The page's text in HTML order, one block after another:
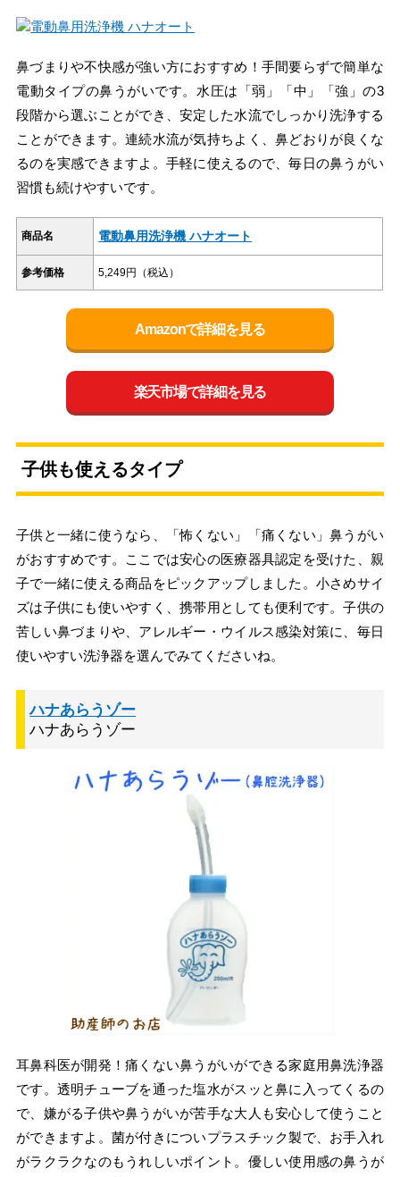
鼻づまりや不快感が強い方におすすめ！手間要らずで簡単な
電動タイプの鼻うがいです。水圧は「弱」「中」「強」の3
段階から選ぶことができ、安定した水流でしっかり洗浄する
ことができます。連続水流が気持ちよく、鼻どおりが良くな
るのを実感できますよ。手軽に使えるので、毎日の鼻うがい
習慣も続けやすいです。
商品名 電動鼻用洗浄機 ハナオート
参考価格 5,249円（税込）
Amazonで詳細を見る
楽天市場で詳細を見る
子供も使えるタイプ
子供と一緒に使うなら、「怖くない」「痛くない」鼻うがい
がおすすめです。ここでは安心の医療器具認定を受けた、親
子で一緒に使える商品をピックアップしました。小さめサイ
ズは子供にも使いやすく、携帯用としても便利です。子供の
苦しい鼻づまりや、アレルギー・ウイルス感染対策に、毎日
使いやすい洗浄器を選んでみてくださいね。
ハナあらうゾー
ハナあらうゾー
耳鼻科医が開発！痛くない鼻うがいができる家庭用鼻洗浄器
です。透明チューブを通った塩水がスッと鼻に入ってくるの
で、嫌がる子供や鼻うがいが苦手な大人も安心して使うこと
ができますよ。菌が付きについプラスチック製で、お手入れ
がラクラクなのもうれしいポイント。優しい使用感の鼻うが